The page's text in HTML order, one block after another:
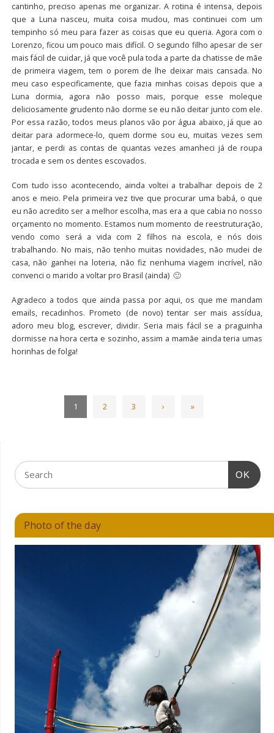
cantinho, preciso apenas me organizar. A rotina é intensa, depois
que a Luna nasceu, muita coisa mudou, mas continuei com um
tempinho só meu para fazer as coisas que eu queria. Agora com o
Lorenzo, ficou um pouco mais difícil. O segundo filho apesar de ser
mais fácil de cuidar, já que você pula toda a parte da chatisse de mãe
de primeira viagem, tem o porem de lhe deixar mais cansada. No
meu caso especificamente, que fazia minhas coisas depois que a
Luna dormia, agora não posso mais, porque esse moleque
deliciosamente grudento não dorme se eu não deitar junto com ele.
Por essa razão, todos meus planos vão por água abaixo, já que ao
deitar para adormece-lo, quem dorme sou eu, muitas vezes sem
jantar, e perdi as contas de quantas vezes amanheci já de roupa
trocada e sem os dentes escovados.
Com tudo isso acontecendo, ainda voltei a trabalhar depois de 2
anos e meio. Pela primeira vez tive que procurar uma babá, o que
eu não acredito ser a melhor escolha, mas era a que cabia no nosso
orçamento no momento. Estamos num momento de reestruturação,
vendo como será a vida com 2 filhos na escola, e nós dois
trabalhando. No mais, não tenho muitas novidades, não mudei de
casa, não ganhei na loteria, não fiz nenhuma viagem incrível, não
convenci o marido a voltar pro Brasil (ainda) 🙂
Agradeco a todos que ainda passa por aqui, os que me mandam
emails, recadinhos. Prometo (de novo) tentar ser mais assídua,
adoro meu blog, escrever, dividir. Seria mais fácil se a praguinha
dormisse na hora certa e sozinho, assim a mamãe ainda teria umas
horinhas de folga!
1 2 3 › »
OK
Photo of the day